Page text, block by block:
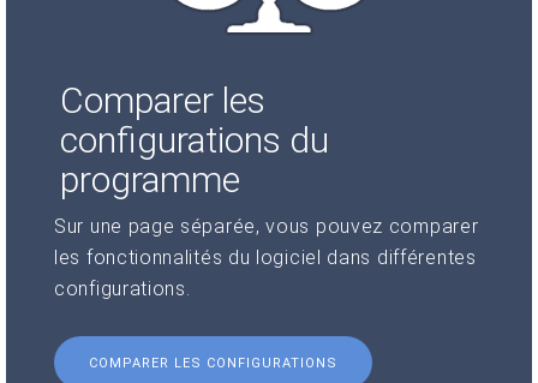
Comparer les
configurations du
programme
Sur une page séparée, vous pouvez comparer
les fonctionnalités du logiciel dans différentes
configurations.
COMPARER LES CONFIGURATIONS